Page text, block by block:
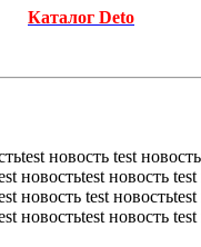
Каталог Deto
новость test
новостьtest новость
новость test
новостьtest новость